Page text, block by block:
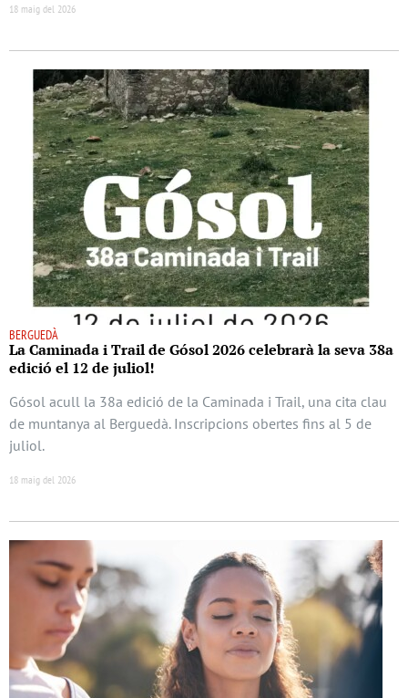
18 maig del 2026
BERGUEDÀ
La Caminada i Trail de Gósol 2026 celebrarà la seva 38a
edició el 12 de juliol!
Gósol acull la 38a edició de la Caminada i Trail, una cita clau
de muntanya al Berguedà. Inscripcions obertes fins al 5 de
juliol.
18 maig del 2026